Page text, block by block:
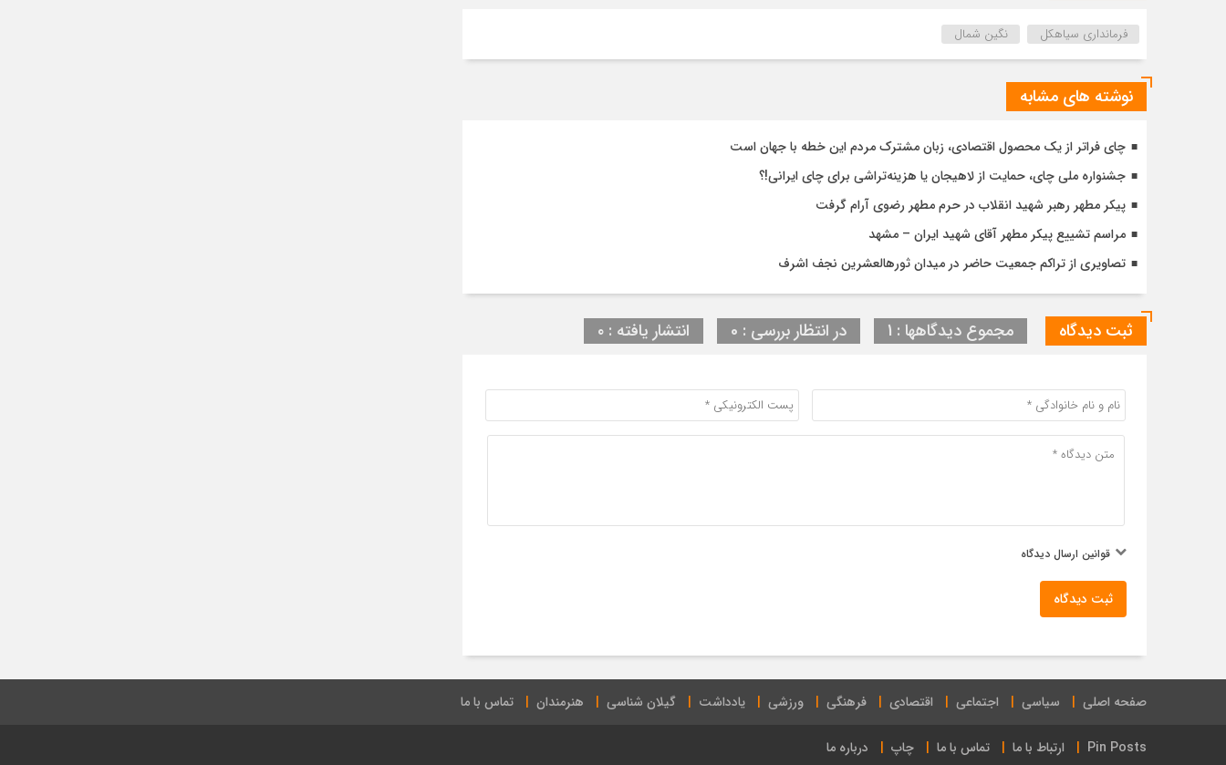
فرمانداری سیاهکل نگین شمال
نوشته های مشابه
چای فراتر از یک محصول اقتصادی، زبان مشترک مردم این خطه با جهان است
جشنواره ملی چای، حمایت از لاهیجان یا هزینه‌تراشی برای چای ایرانی!؟
پیکر مطهر رهبر شهید انقلاب در حرم مطهر رضوی آرام گرفت
مراسم تشییع پیکر مطهر آقای شهید ایران – مشهد
تصاویری از تراکم جمعیت حاضر در میدان ثورهالعشرین نجف اشرف
ثبت دیدگاه مجموع دیدگاهها : 1 در انتظار بررسی : 0 انتشار یافته : ۰
قوانین ارسال دیدگاه
ثبت دیدگاه
صفحه اصلی سیاسی اجتماعی اقتصادی فرهنگی ورزشی یادداشت گیلان شناسی هنرمندان تماس با ما
Pin Posts ارتباط با ما تماس با ما چاپ درباره ما